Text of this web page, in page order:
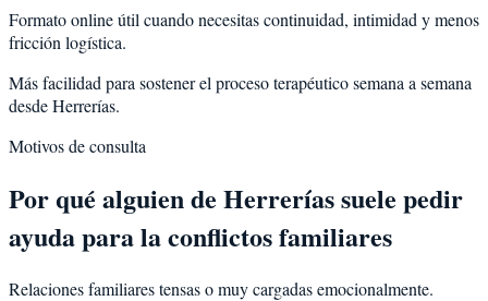
Formato online útil cuando necesitas continuidad, intimidad y menos
fricción logística.
Más facilidad para sostener el proceso terapéutico semana a semana
desde Herrerías.
Motivos de consulta
Por qué alguien de Herreríassuele pedir
ayuda para laconflictos familiares
Relaciones familiares tensas o muy cargadas emocionalmente.